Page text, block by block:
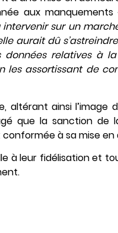
aux manquements
sur un
aurait dû
relatives à
les assortissant de
altérant ainsi l’image
que la sanction de
conformée à sa mise
à leur fidélisation et